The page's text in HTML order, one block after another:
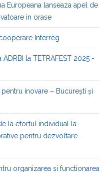
Europeana lanseaza apel de
in orase
Interreg
la TETRAFEST 2025 -
inovare – București și
la efortul individual la
pentru dezvoltare
organizarea si functionarea